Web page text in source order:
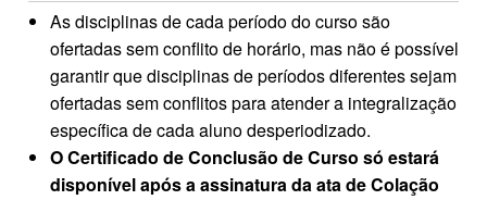
As disciplinas de cada período do curso são
ofertadas sem conflito de horário, mas não é possível
garantir que disciplinas de períodos diferentes sejam
ofertadas sem conflitos para atender a integralização
específica de cada aluno desperiodizado.
O Certificado de Conclusão de Curso só estará
disponível após a assinatura da ata de Colação